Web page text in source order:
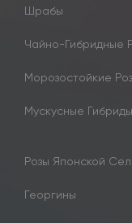
Шрабы
Чайно-Гибридные
Морозостойкие
Мускусные Гибриды
Розы Японской
Георгины